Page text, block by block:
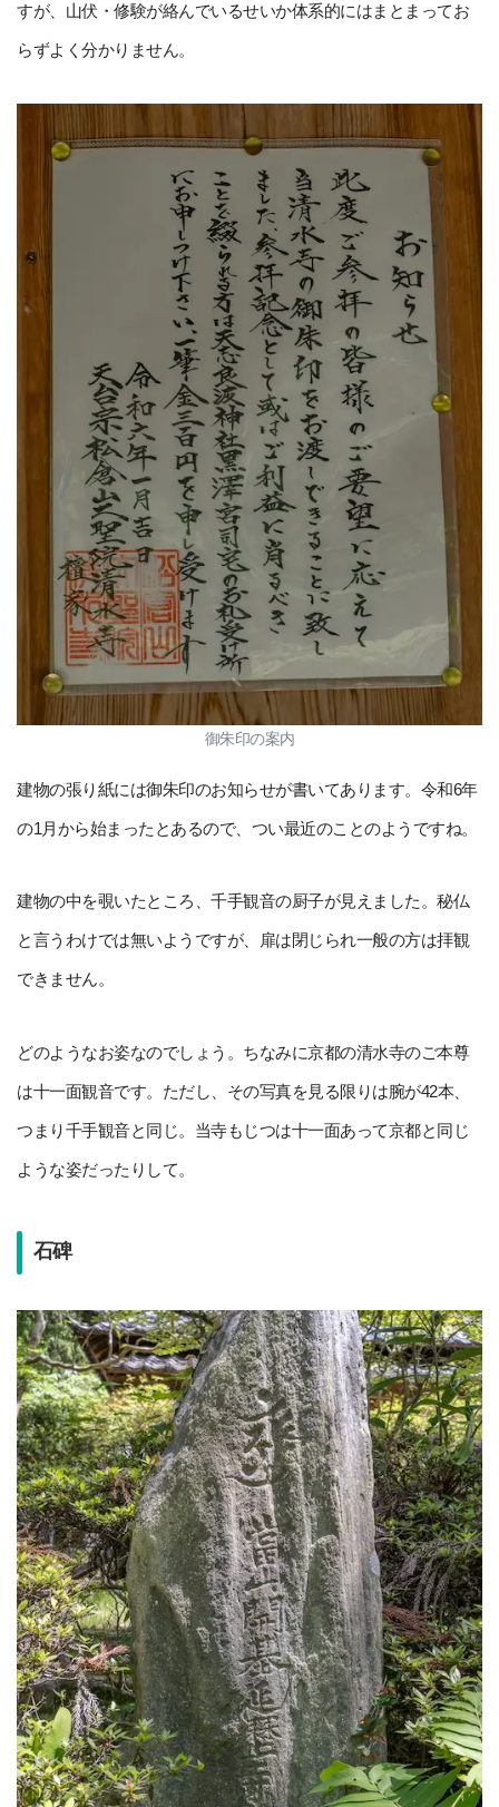
すが、山伏・修験が絡んでいるせいか体系的にはまとまってお
らずよく分かりません。
御朱印の案内
建物の張り紙には御朱印のお知らせが書いてあります。令和6年
の1月から始まったとあるので、つい最近のことのようですね。
建物の中を覗いたところ、千手観音の厨子が見えました。秘仏
と言うわけでは無いようですが、扉は閉じられ一般の方は拝観
できません。
どのようなお姿なのでしょう。ちなみに京都の清水寺のご本尊
は十一面観音です。ただし、その写真を見る限りは腕が42本、
つまり千手観音と同じ。当寺もじつは十一面あって京都と同じ
ような姿だったりして。
石碑